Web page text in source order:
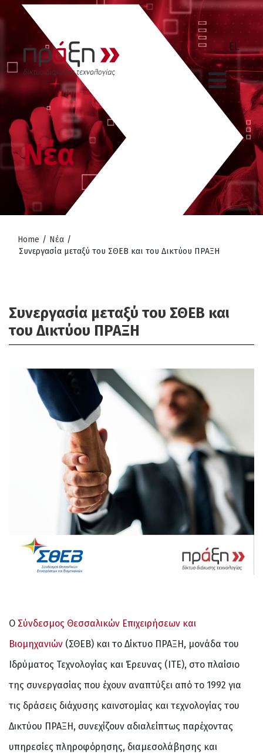
Νέα
Home / Νέα /
Συνεργασία μεταξύ του ΣΘΕΒ και του Δικτύου ΠΡΑΞΗ
Συνεργασία μεταξύ του ΣΘΕΒ και
του Δικτύου ΠΡΑΞΗ
Ο Σύνδεσμος Θεσσαλικών Επιχειρήσεων και
Βιομηχανιών (ΣΘΕΒ) και το Δίκτυο ΠΡΑΞΗ, μονάδα του
Ιδρύματος Τεχνολογίας και Έρευνας (ΙΤΕ), στο πλαίσιο
της συνεργασίας που έχουν αναπτύξει από το 1992 για
τις δράσεις διάχυσης καινοτομίας και τεχνολογίας του
Δικτύου ΠΡΑΞΗ, συνεχίζουν αδιαλείπτως παρέχοντας
υπηρεσίες πληροφόρησης, διαμεσολάβησης και